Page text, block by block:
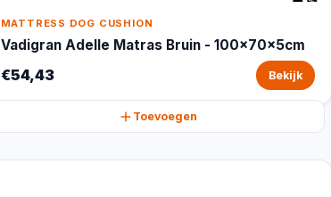
MATTRESS DOG CUSHION
Vadigran Adelle Matras Bruin - 100x70x5cm
€54,43 Bekijk
Toevoegen